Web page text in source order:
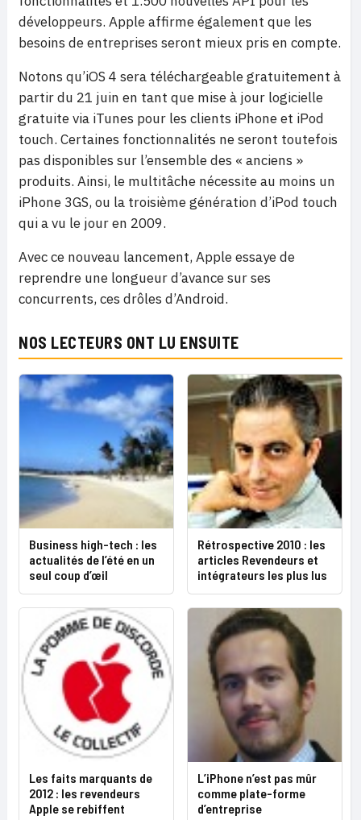
développeurs. Apple affirme également que les
besoins de entreprises seront mieux pris en compte.
Notons qu’iOS 4 sera téléchargeable gratuitement à
partir du 21 juin en tant que mise à jour logicielle
gratuite via iTunes pour les clients iPhone et iPod
touch. Certaines fonctionnalités ne seront toutefois
pas disponibles sur l’ensemble des « anciens »
produits. Ainsi, le multitâche nécessite au moins un
iPhone 3GS, ou la troisième génération d’iPod touch
qui a vu le jour en 2009.
Avec ce nouveau lancement, Apple essaye de
reprendre une longueur d’avance sur ses
concurrents, ces drôles d’Android.
NOS LECTEURS ONT LU ENSUITE
Business high-tech : les
actualités de l’été en un
seul coup d’œil
Rétrospective 2010 : les
articles Revendeurs et
intégrateurs les plus lus
Les faits marquants de
2012 : les revendeurs
Apple se rebiffent
L’iPhone n’est pas mûr
comme plate-forme
d’entreprise